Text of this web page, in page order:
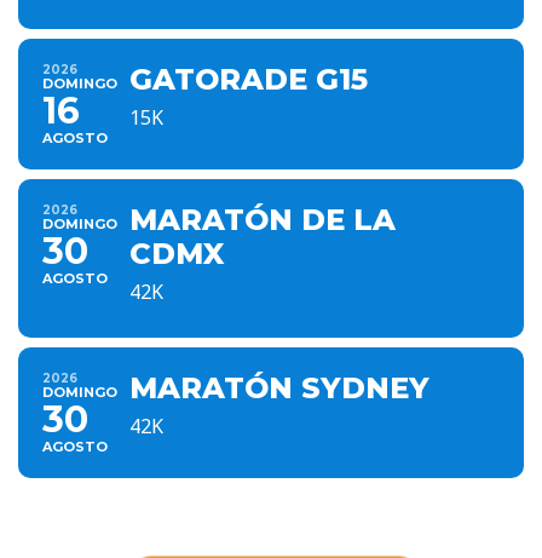
2026
DOMINGO
16
AGOSTO
GATORADE G15
15K
2026
DOMINGO
30
AGOSTO
MARATÓN DE LA
CDMX
42K
2026
DOMINGO
30
AGOSTO
MARATÓN SYDNEY
42K